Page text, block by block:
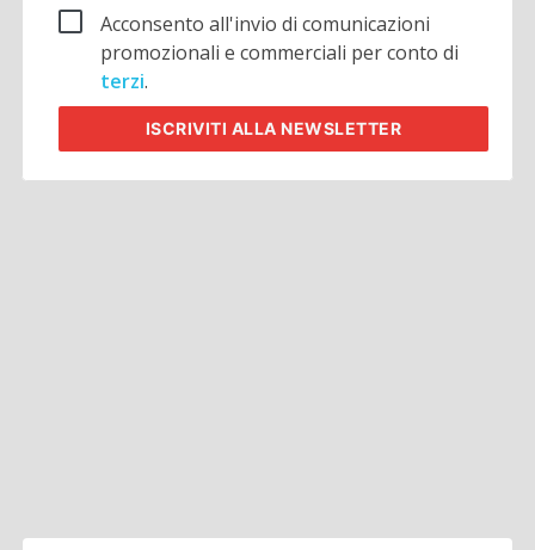
Acconsento all'invio di comunicazioni
promozionali e commerciali per conto di
terzi.
ISCRIVITI ALLA NEWSLETTER